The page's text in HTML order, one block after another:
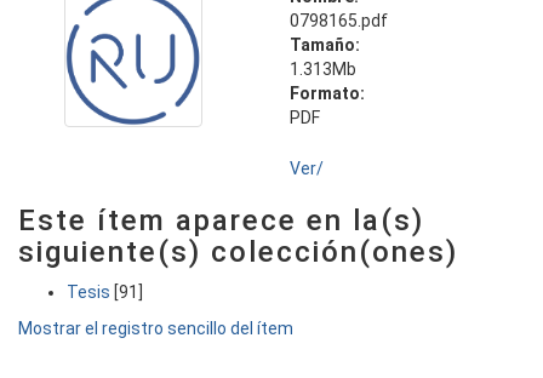
0798165.pdf
Tamaño:
1.313Mb
Formato:
PDF
Ver/
Este ítem aparece en la(s)
siguiente(s) colección(ones)
Tesis [91]
Mostrar el registro sencillo del ítem